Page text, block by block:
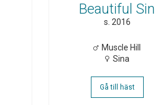
Beautiful Sin
s. 2016
Muscle Hill
Sina
Gå till häst